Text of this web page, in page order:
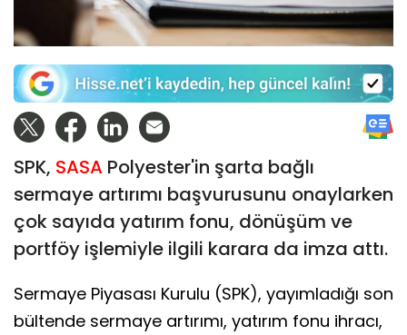
SPK, SASA Polyester'in şarta bağlı
sermaye artırımı başvurusunu onaylarken
çok sayıda yatırım fonu, dönüşüm ve
portföy işlemiyle ilgili karara da imza attı.
Sermaye Piyasası Kurulu (SPK), yayımladığı son
bültende sermaye artırımı, yatırım fonu ihracı,